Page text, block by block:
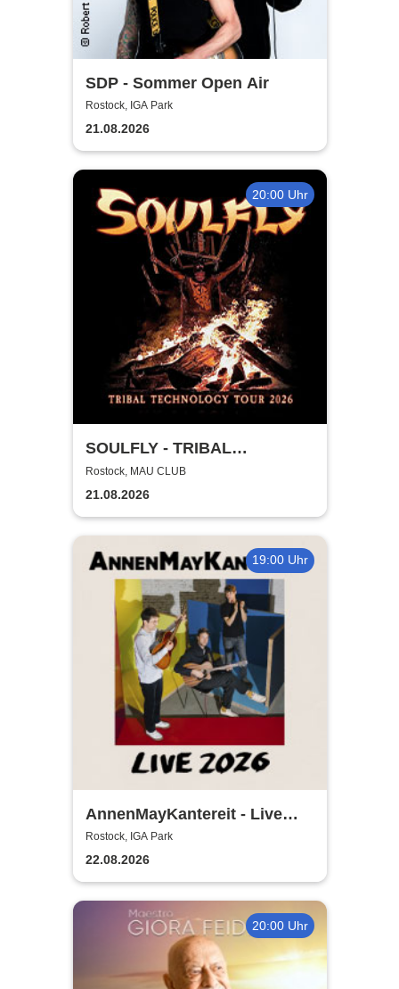
SDP - Sommer Open Air
Rostock, IGA Park
21.08.2026
20:00 Uhr
SOULFLY - TRIBAL
TECHNOLOGY TOUR 2026
Rostock, MAU CLUB
21.08.2026
19:00 Uhr
AnnenMayKantereit - Live
2026
Rostock, IGA Park
22.08.2026
20:00 Uhr